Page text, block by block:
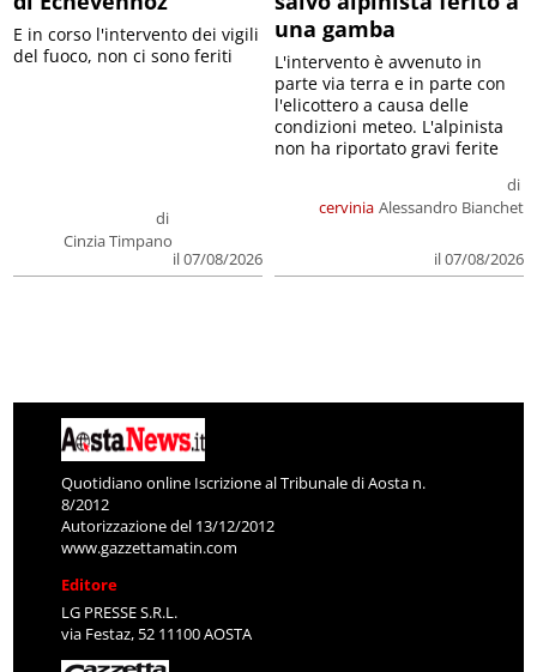
di
Cinzia Timpano
il 07/08/2026
E in corso l'intervento dei vigili
del fuoco, non ci sono feriti
una gamba
cervinia
di
Alessandro Bianchet
il 07/08/2026
L'intervento è avvenuto in
parte via terra e in parte con
l'elicottero a causa delle
condizioni meteo. L'alpinista
non ha riportato gravi ferite
Quotidiano online Iscrizione al Tribunale di Aosta n.
8/2012
Autorizzazione del 13/12/2012
www.gazzettamatin.com
Editore
LG PRESSE S.R.L.
via Festaz, 52 11100 AOSTA